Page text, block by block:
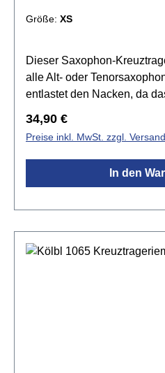
Größe: XS
Dieser Saxophon-
alle Alt- oder
entlastet den Nacken, da
Tenor Saxophon
breitläuft über beide
möglichMade in
Regulärer Preis:
34,90 €
Preise inkl. MwSt. zzgl.
In den